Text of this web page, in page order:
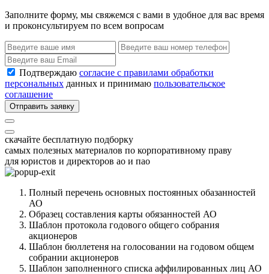
Заполните форму, мы свяжемся с вами в удобное для вас время
и проконсультируем по всем вопросам
Подтверждаю согласие с правилами обработки
персональных данных и принимаю пользовательское
соглашение
Отправить заявку
скачайте бесплатную подборку
самых полезных материалов по корпоративному праву
для юристов и директоров ао и пао
Полный перечень основных постоянных обазанностей
АО
Образец составления карты обязанностей АО
Шаблон протокола годового общего собрания
акционеров
Шаблон бюллетеня на голосовании на годовом общем
собрании акционеров
Шаблон заполненного списка аффилированных лиц АО